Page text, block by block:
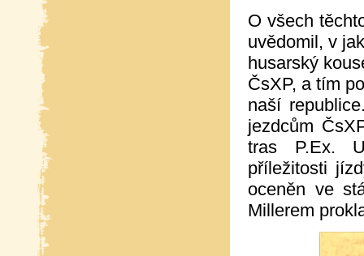
O všech
uvědomil, v
husarský
ČsXP, a tím
naší
jezdcům
tras P.Ex.
příležitosti
oceněn ve
Millerem